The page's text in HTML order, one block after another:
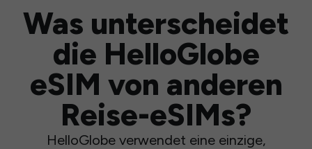
Was unterscheidet
die HelloGlobe
eSIM von anderen
Reise-eSIMs?
HelloGlobe verwendet eine einzige,